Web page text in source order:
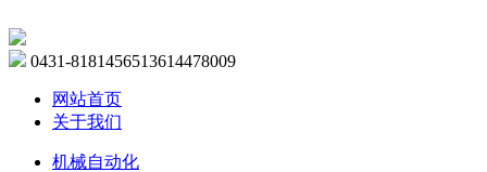
0431-8181456513614478009
网站首页
关于我们
机械自动化